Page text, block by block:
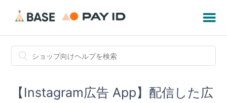
【Instagram広告 App】配信した広